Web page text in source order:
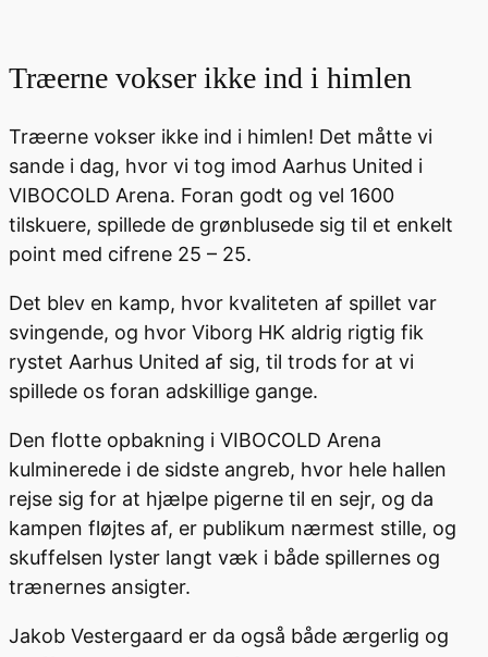
Træerne vokser ikke ind i himlen
Træerne vokser ikke ind i himlen! Det måtte vi
sande i dag, hvor vi tog imod Aarhus United i
VIBOCOLD Arena. Foran godt og vel 1600
tilskuere, spillede de grønblusede sig til et enkelt
point med cifrene 25 – 25.
Det blev en kamp, hvor kvaliteten af spillet var
svingende, og hvor Viborg HK aldrig rigtig fik
rystet Aarhus United af sig, til trods for at vi
spillede os foran adskillige gange.
Den flotte opbakning i VIBOCOLD Arena
kulminerede i de sidste angreb, hvor hele hallen
rejse sig for at hjælpe pigerne til en sejr, og da
kampen fløjtes af, er publikum nærmest stille, og
skuffelsen lyster langt væk i både spillernes og
trænernes ansigter.
Jakob Vestergaard er da også både ærgerlig og